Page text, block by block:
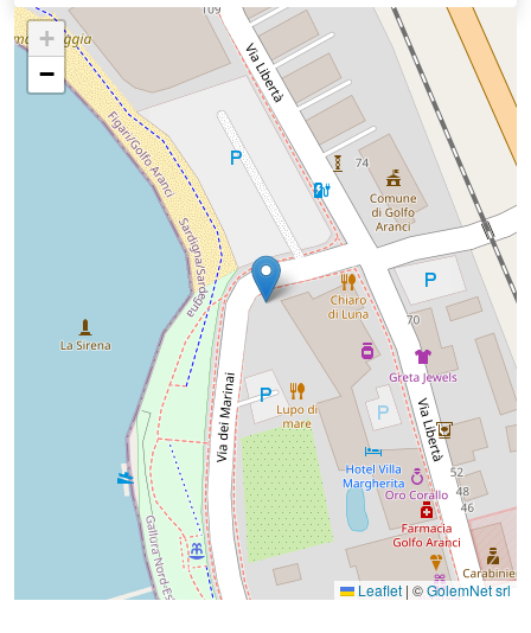
+
−
Leaflet | ©GolemNet srl